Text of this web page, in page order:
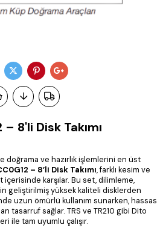
8'li Disk Takımı
ve hazırlık işlemlerini en üst
– 8’li Disk Takımı, farklı kesim ve
karşılar. Bu set, dilimleme,
geliştirilmiş yüksek kaliteli disklerden
uzun ömürlü kullanım sunarken, hassas
tasarruf sağlar. TRS ve TR210 gibi Dito
ile tam uyumlu çalışır.